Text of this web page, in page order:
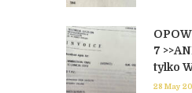
7
tylko
28 May